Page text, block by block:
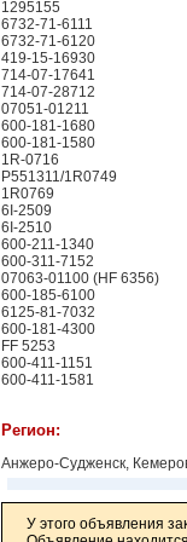
1295155
6732-71-6111
6732-71-6120
419-15-16930
714-07-17641
714-07-28712
07051-01211
600-181-1680
600-181-1580
1R-0716
P551311/1R0749
1R0769
6I-2509
6I-2510
600-211-1340
600-311-7152
07063-01100 (HF 6356)
600-185-6100
6125-81-7032
600-181-4300
FF 5253
600-411-1151
600-411-1581
Регион:
Анжеро-Судженск,
У этого объявления